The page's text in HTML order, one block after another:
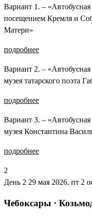
Вариант 1. –
посещением Кремля и
Матери»
подробнее
Вариант 2. –
музея татарского поэта
подробнее
Вариант 3. –
музея Константина
подробнее
2
День 2 29 мая 2026, пт 2
Чебоксары ·